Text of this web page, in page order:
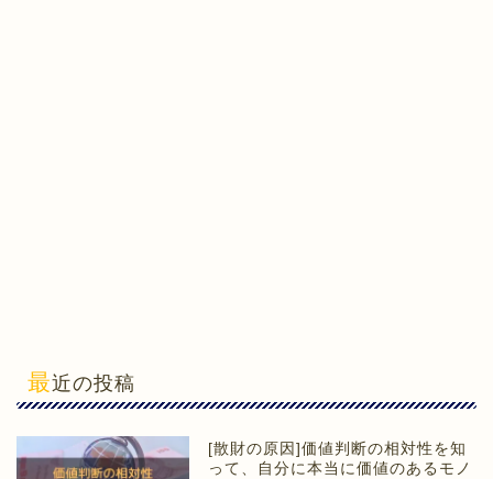
最近の投稿
[散財の原因]価値判断の相対性を知
って、自分に本当に価値のあるモノ